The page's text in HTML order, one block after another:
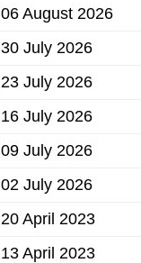
06 August 2026
30 July 2026
23 July 2026
16 July 2026
09 July 2026
02 July 2026
20 April 2023
13 April 2023